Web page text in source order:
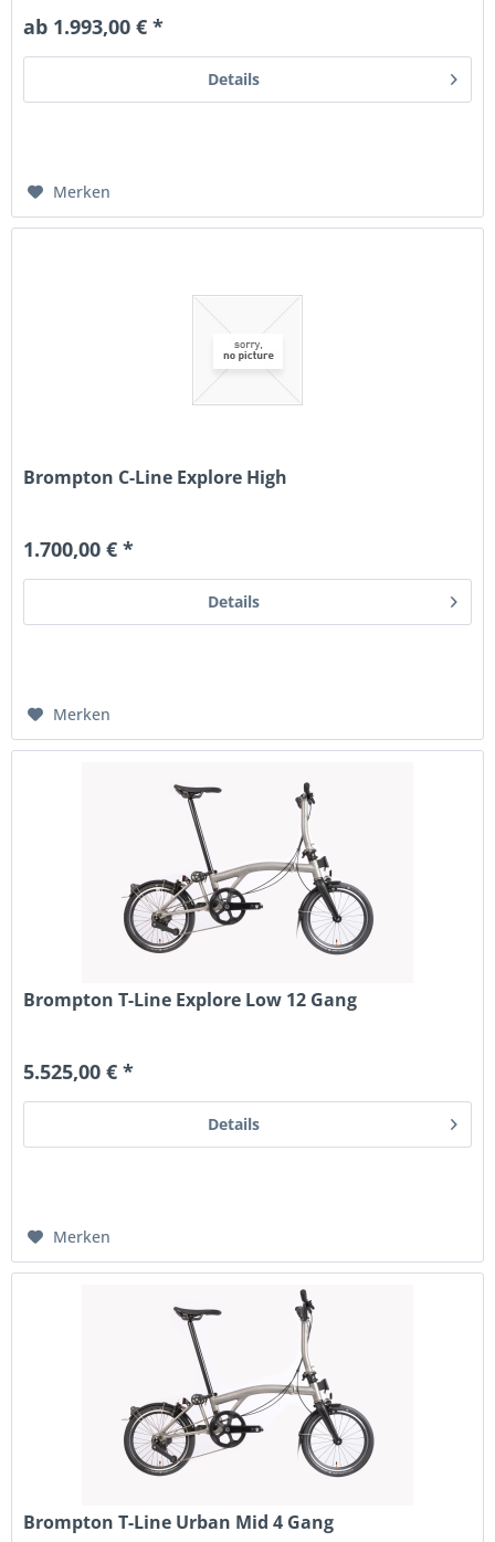
ab 1.993,00 € *
Details
Merken
Brompton C-Line Explore High
1.700,00 € *
Details
Merken
Brompton T-Line Explore Low 12 Gang
5.525,00 € *
Details
Merken
Brompton T-Line Urban Mid 4 Gang